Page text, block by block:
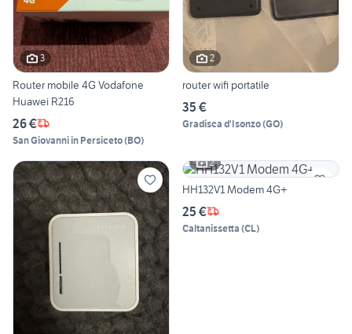
3
Router mobile 4G Vodafone
Huawei R216
26 €
San Giovanni in Persiceto(BO)
2
router wifi portatile
35 €
Gradisca d'Isonzo(GO)
2
HH132V1 Modem 4G+
25 €
Caltanissetta (CL)